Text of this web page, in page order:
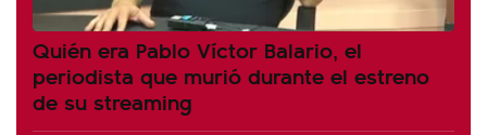
Quién era Pablo Víctor Balario, el
periodista que murió durante el estreno
de su streaming